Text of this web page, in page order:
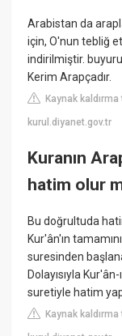
Arabistan da
için, O'nun tebliğ
indirilmiştir.
Kerim Arapçadır.
Kaynak
kurul.diyanet.gov.tr
Kuranın
hatim olur
Bu doğrultuda
Kur'ân'ın
suresinden
Dolayısıyla
suretiyle hatim
Kaynak